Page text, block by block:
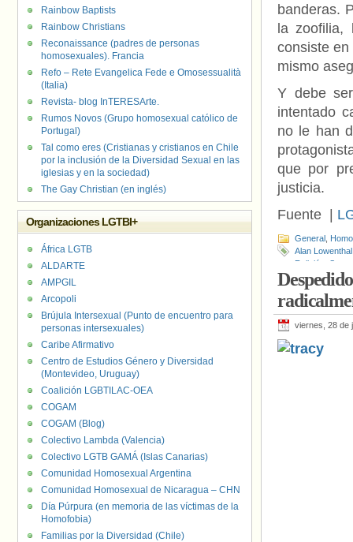
banderas.
la
consiste
mismo
Y debe
intentado
no le han
que por
justicia.
Fuente |
General
Alan Lowenthal
Religión
viernes, 28 de
Rainbow Baptists
Rainbow Christians
Reconaissance (padres de personas
homosexuales). Francia
Refo – Rete Evangelica Fede e Omosessualità
(Italia)
Revista- blog InTERESArte.
Rumos Novos (Grupo homosexual católico de
Portugal)
Tal como eres (Cristianas y cristianos en Chile
por la inclusión de la Diversidad Sexual en las
iglesias y en la sociedad)
The Gay Christian (en inglés)
Organizaciones LGTBI+
África LGTB
ALDARTE
AMPGIL
Arcopoli
Brújula Intersexual (Punto de encuentro para
personas intersexuales)
Caribe Afirmativo
Centro de Estudios Género y Diversidad
(Montevideo, Uruguay)
Coalición LGBTILAC-OEA
COGAM
COGAM (Blog)
Colectivo Lambda (Valencia)
Colectivo LGTB GAMÁ (Islas Canarias)
Comunidad Homosexual Argentina
Comunidad Homosexual de Nicaragua – CHN
Día Púrpura (en memoria de las víctimas de la
Homofobia)
Familias por la Diversidad (Chile)